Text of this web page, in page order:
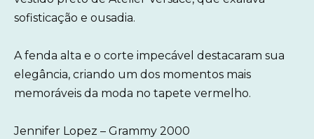
sofisticação e ousadia.
A fenda alta e o corte impecável destacaram sua
elegância, criando um dos momentos mais
memoráveis da moda no tapete vermelho.
Jennifer Lopez – Grammy 2000